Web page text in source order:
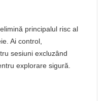
principalul risc al
Ai control,
sesiuni excluzând
explorare sigură.